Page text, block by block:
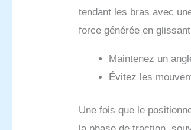
tendant les bras avec
force générée en glissant
Maintenez un
Évitez les
Une fois que le